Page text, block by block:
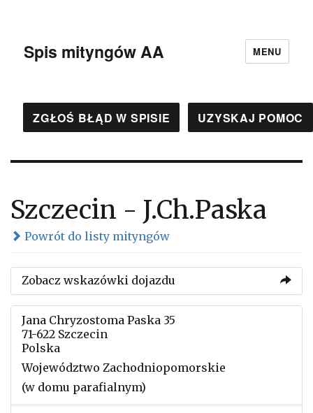
Spis mityngów AA MENU
ZGŁOŚ BŁĄD W SPISIE UZYSKAJ POMOC
Szczecin - J.Ch.Paska
Powrót do listy mityngów
Zobacz wskazówki dojazdu
Jana Chryzostoma Paska 35
71-622 Szczecin
Polska
Województwo Zachodniopomorskie
(w domu parafialnym)